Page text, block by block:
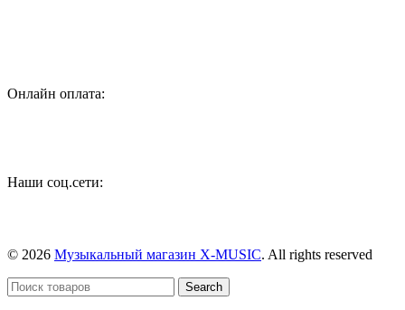
Онлайн оплата:
Наши соц.сети:
© 2026 Музыкальный магазин X-MUSIC. All rights reserved
Search